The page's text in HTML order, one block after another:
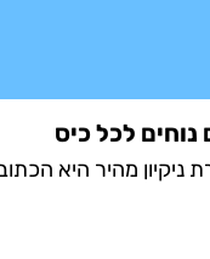
לכל כיס
מהיר היא